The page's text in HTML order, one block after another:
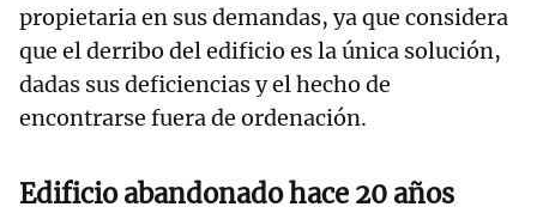
propietaria en sus demandas, ya que considera
que el derribo del edificio es la única solución,
dadas sus deficiencias y el hecho de
encontrarse fuera de ordenación.
Edificio abandonado hace 20 años